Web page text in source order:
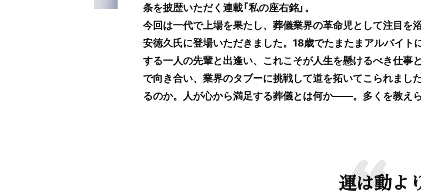
条を披歴いただく連載「私の座右銘」。
今回は一代で上場を果たし、葬儀業界の革命児として注目
安徳久氏に登場いただきました。18歳でたまたまアルバイ
する一人の先輩と出逢い、これこそが人生を懸けるべき仕事
で向き合い、業界のタブーに挑戦して道を拓いてこられまし
るのか。人が心から満足する葬儀とは何か――。多くを教えら
運は動よ